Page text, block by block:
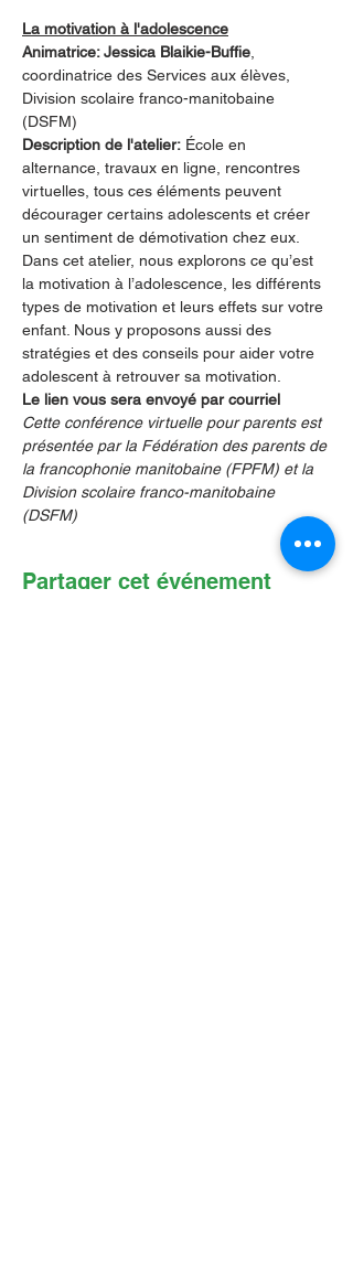
La motivation à l'adolescence
Animatrice: Jessica Blaikie-Buffie
coordinatrice des Services aux élèves,
Division scolaire franco-manitobaine
(DSFM)
Description de l'atelier: École en
alternance, travaux en ligne, rencontres
virtuelles, tous ces éléments peuvent
décourager certains adolescents et créer
un sentiment de démotivation chez eux.
Dans cet atelier, nous explorons ce qu’est
la motivation à l’adolescence, les différents
types de motivation et leurs effets sur votre
enfant. Nous y proposons aussi des
stratégies et des conseils pour aider votre
adolescent à retrouver sa motivation.
Le lien vous sera envoyé par courriel
Cette conférence virtuelle pour parents est
présentée par la Fédération des parents de
la francophonie manitobaine (FPFM) et la
Division scolaire franco-manitobaine
(DSFM)
Partager cet événement